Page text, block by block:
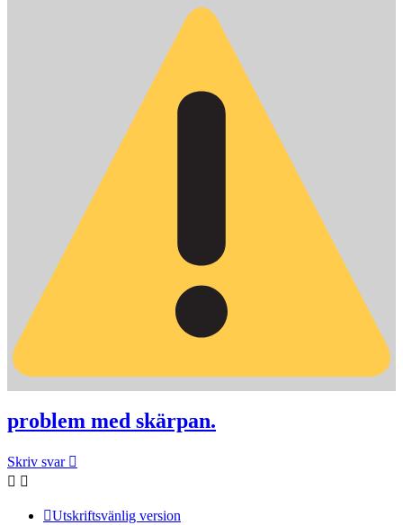
problem med skärpan.
Skriv svar
Utskriftsvänlig version